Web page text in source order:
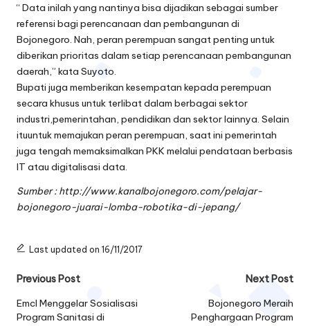
“ Data inilah yang nantinya bisa dijadikan sebagai sumber
referensi bagi perencanaan dan pembangunan di
Bojonegoro. Nah, peran perempuan sangat penting untuk
diberikan prioritas dalam setiap perencanaan pembangunan
daerah,” kata Suyoto.
Bupati juga memberikan kesempatan kepada perempuan
secara khusus untuk terlibat dalam berbagai sektor
industri,pemerintahan, pendidikan dan sektor lainnya. Selain
ituuntuk memajukan peran perempuan, saat ini pemerintah
juga tengah memaksimalkan PKK melalui pendataan berbasis
IT atau digitalisasi data.
Sumber : http://www.kanalbojonegoro.com/pelajar-
bojonegoro-juarai-lomba-robotika-di-jepang/
Last updated on 16/11/2017
Post
navigation
Previous Post
Emcl Menggelar Sosialisasi
Program Sanitasi di
Next Post
Bojonegoro Meraih
Penghargaan Program